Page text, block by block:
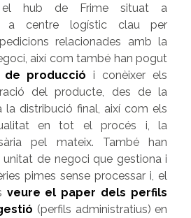
hub de Frime situat a
a centre logístic clau per
relacionades amb la
així com també han pogut
producció
i conèixer els
del producte, des de la
la distribució final, així com els
en tot el procés i, la
pel mateix. També han
unitat de negoci que gestiona i
pimes sense processar i, el
veure el paper dels perfils
(perfils administratius) en